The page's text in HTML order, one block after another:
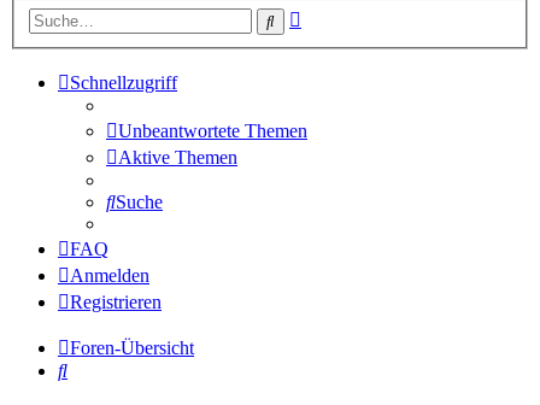
Suche
Schnellzugriff
Unbeantwortete Themen
Aktive Themen
Suche
FAQ
Anmelden
Registrieren
Foren-Übersicht
Suche